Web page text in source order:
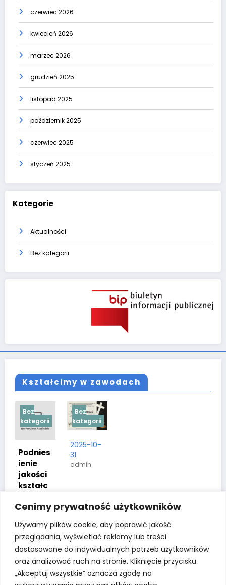
Cenimy prywatność użytkowników
Używamy plików cookie, aby poprawić jakość
przeglądania, wyświetlać reklamy lub treści
dostosowane do indywidualnych potrzeb użytkowników
oraz analizować ruch na stronie. Kliknięcie przycisku
„Akceptuj wszystkie” oznacza zgodę na
czerwiec 2026
kwiecień 2026
marzec 2026
grudzień 2025
listopad 2025
październik 2025
czerwiec 2025
styczeń 2025
Kategorie
Aktualności
Bez kategorii
Kształcimy w zawodach
Bez
kategorii
Podnies
ienie
jakości
kształc
zawodo
powieci
e
krotosz
yńskim
2026-
Bez
kategorii
2025-10-
31
admin